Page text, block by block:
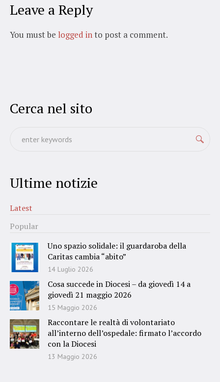
Leave a Reply
You must be logged into post a comment.
Cerca nel sito
Ultime notizie
Latest
Popular
Uno spazio solidale: il guardaroba della
Caritas cambia “abito”
14 Luglio 2026
Cosa succede in Diocesi – da giovedì 14 a
giovedì 21 maggio 2026
15 Maggio 2026
Raccontare le realtà di volontariato
all’interno dell’ospedale: firmato l’accordo
con la Diocesi
13 Maggio 2026